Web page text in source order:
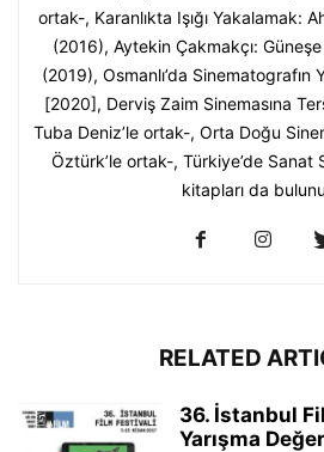
ortak-, Karanlıkta Işığı Yakalamak:
(2016), Aytekin Çakmakçı:
(2019), Osmanlı’da
[2020], Derviş Zaim Sinemasına
Tuba Deniz’le ortak-, Orta Doğu
Öztürk’le ortak-, Türkiye’de Sanat
kitapları da
RELATED
36. İstanbul
Yarışma